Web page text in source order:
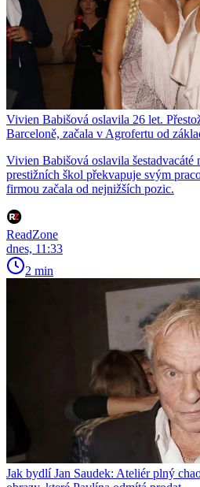
Vivien Babišová oslavila 26 let.
Barceloně, začala v Agrofertu od
Vivien Babišová oslavila šestadvacáté
prestižních škol překvapuje svým
firmou začala od nejnižších pozic.
ReadZone
dnes, 11:33
2 min
Jak bydlí Jan Saudek: Ateliér plný